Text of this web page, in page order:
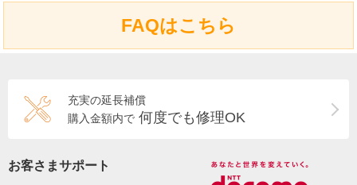
FAQはこちら
充実の延長補償
購入金額内で 何度でも修理OK
お客さまサポート